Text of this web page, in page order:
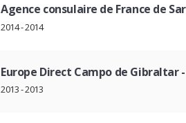
Agence consulaire de France de
2014 - 2014
Europe Direct Campo de Gibraltar-
2013 - 2013